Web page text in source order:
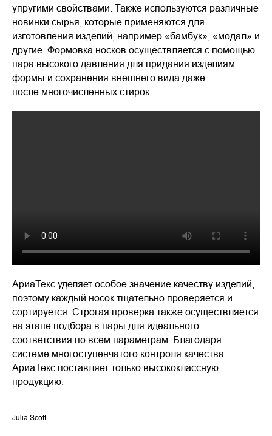
упругими свойствами. Также используются различные
новинки сырья, которые применяются для
изготовления изделий, например «бамбук», «модал» и
другие. Формовка носков осуществляется с помощью
пара высокого давления для придания изделиям
формы и сохранения внешнего вида даже
после многочисленных стирок.
АриаТекс уделяет особое значение качеству изделий,
поэтому каждый носок тщательно проверяется и
сортируется. Строгая проверка также осуществляется
на этапе подбора в пары для идеального
соответствия по всем параметрам. Благодаря
системе многоступенчатого контроля качества
АриаТекс поставляет только высококлассную
продукцию.
Julia Scott